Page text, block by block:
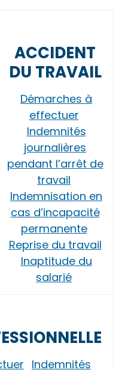
ACCIDENT
DU TRAVAIL
Démarches à
effectuer
Indemnités
journalières
pendant l’arrêt de
travail
Indemnisation en
cas d’incapacité
permanente
Reprise du travail
Inaptitude du
salarié
Indemnités